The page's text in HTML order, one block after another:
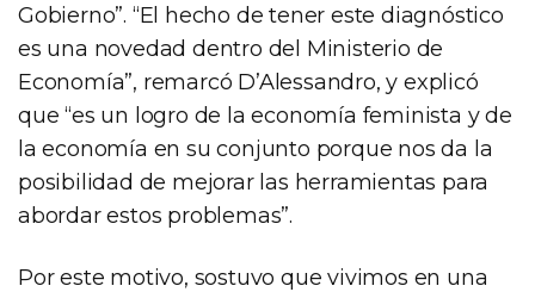
Gobierno”. “El hecho de tener este diagnóstico
es una novedad dentro del Ministerio de
Economía”, remarcó D’Alessandro, y explicó
que “es un logro de la economía feminista y de
la economía en su conjunto porque nos da la
posibilidad de mejorar las herramientas para
abordar estos problemas”.
Por este motivo, sostuvo que vivimos en una